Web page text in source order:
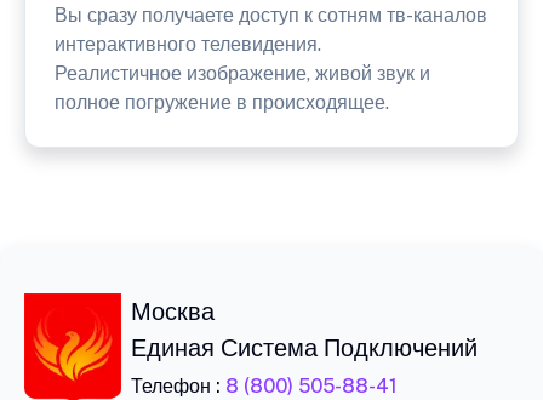
Вы сразу получаете доступ к сотням тв-каналов
интерактивного телевидения.
Реалистичное изображение, живой звук и
полное погружение в происходящее.
Москва
Единая Система Подключений
Телефон : 8 (800) 505-88-41